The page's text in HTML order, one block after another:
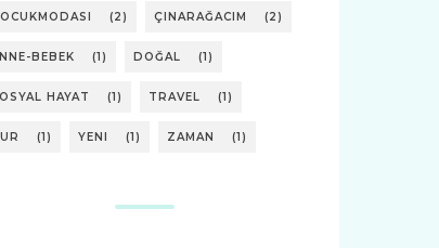
(2) ÇINARAĞACIM (2)
BEBEK (1) DOĞAL (1)
HAYAT (1) TRAVEL (1)
(1) YENI (1) ZAMAN (1)